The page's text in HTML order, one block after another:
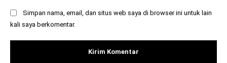
Simpan nama, email, dan situs web saya di browser ini untuk lain
kali saya berkomentar.